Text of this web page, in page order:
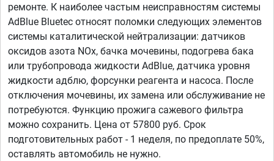
ремонте. К наиболее частым неисправностям системы
AdBlue Bluetec относят поломки следующих элементов
системы каталитической нейтрализации: датчиков
оксидов азота NOx, бачка мочевины, подогрева бака
или трубопровода жидкости AdBlue, датчика уровня
жидкости адблю, форсунки реагента и насоса. После
отключения мочевины, их замена или обслуживание не
потребуются. Функцию прожига сажевого фильтра
можно сохранить. Цена от 57800 руб. Срок
подготовительных работ - 1 неделя, по предоплате 50%,
оставлять автомобиль не нужно.